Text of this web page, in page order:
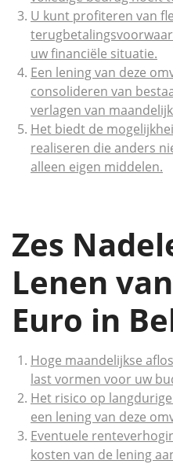
U kunt profiteren van
uw financiële situatie.
Een lening van deze
consolideren van
verlagen van
Het biedt de
realiseren die anders
alleen eigen middelen.
Zes
Lenen
Euro in
Hoge maandelijkse
last vormen voor uw
Het risico op
een lening van deze
Eventuele
kosten van de lening